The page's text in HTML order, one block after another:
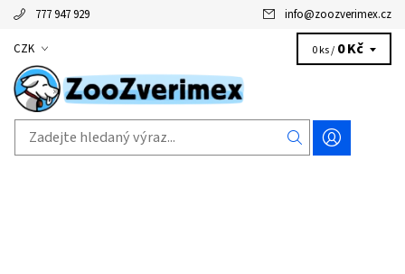
777 947 929 info@zoozverimex.cz
CZK 0 ks / 0 Kč